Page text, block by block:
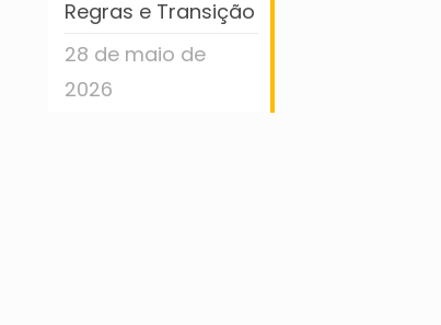
Regras e Transição
28 de maio de
2026